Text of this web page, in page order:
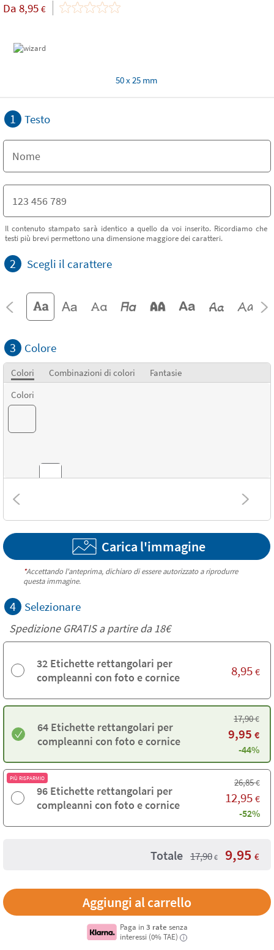
Da 8,95 €
50 x 25 mm
1 Testo
Il contenuto stampato sarà identico a quello da voi inserito. Ricordiamo che
testi più brevi permettono una dimensione maggiore dei caratteri.
2 Scegli il carattere
3 Colore
Colori Combinazioni di colori
Fantasie
Colori
Combinazioni di colori
Fantasie
Carica l'immagine
*Accettando l'anteprima, dichiaro di essere autorizzato a riprodurre
questa immagine.
4 Selezionare
Spedizione GRATIS a partire da18€
32 Etichette rettangolari per
compleanni con foto e cornice
8,95 €
64 Etichette rettangolari per
compleanni con foto e cornice
17,90€
9,95 €
-44%
PIÙ RISPARMIO
96 Etichette rettangolari per
compleanni con foto e cornice
26,85€
12,95 €
-52%
Totale 17,90 € 9,95 €
Paga in 3 rate senza
interessi (0% TAE)
i